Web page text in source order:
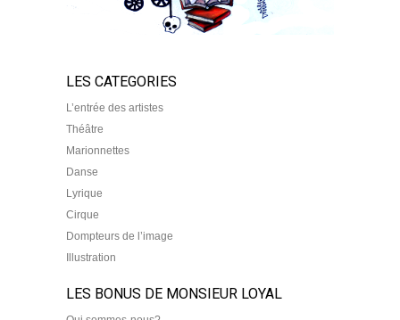
LES CATEGORIES
L’entrée des artistes
Théâtre
Marionnettes
Danse
Lyrique
Cirque
Dompteurs de l’image
Illustration
LES BONUS DE MONSIEUR LOYAL